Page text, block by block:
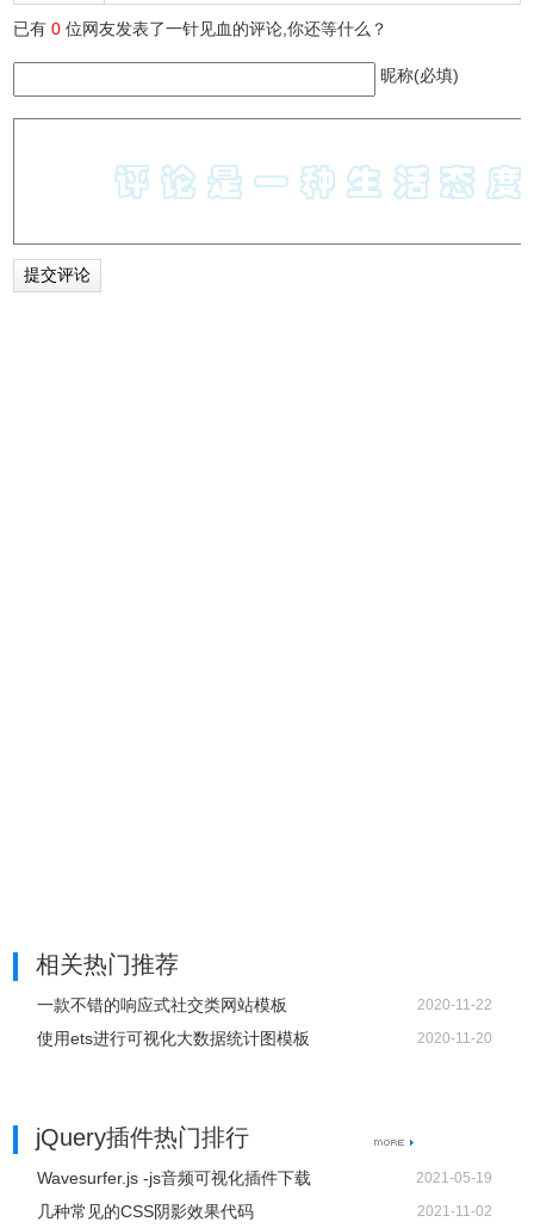
已有0 位网友发表了一针见血的评论,你还等什么？
昵称(必填)
相关热门推荐
一款不错的响应式社交类网站模板 2020-11-22
使用ets进行可视化大数据统计图模板 2020-11-20
jQuery插件热门排行
Wavesurfer.js -js音频可视化插件下载 2021-05-19
几种常见的CSS阴影效果代码 2021-11-02